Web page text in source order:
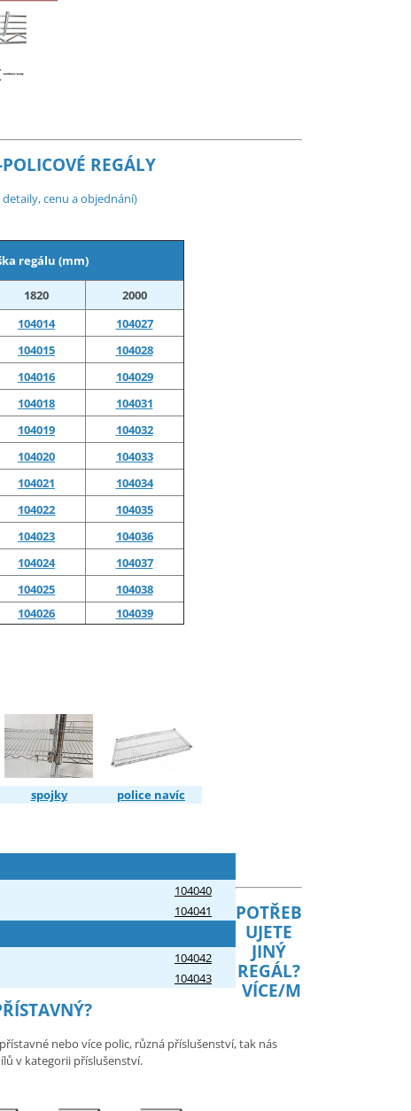
REGÁLY
cenu a objednání)
regálu (mm)
1820
2000
104014
104027
104015
104028
104016
104029
104018
104031
104019
104032
104020
104033
104021
104034
104022
104035
104023
104036
104024
104037
104025
104038
104026 104039
spojky police navíc
104040
104041
104042
104043
POTŘEB
UJETE
JINÝ
REGÁL?
VÍCE/M
nebo více polic, různá příslušenství, tak nás
v kategorii příslušenství.